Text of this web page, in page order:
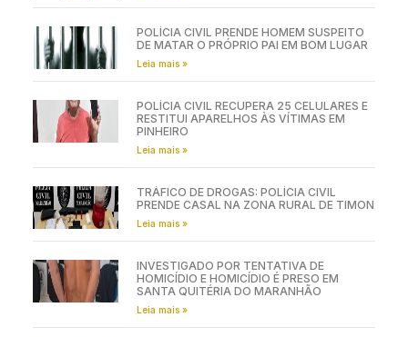
POLÍCIA CIVIL PRENDE HOMEM SUSPEITO
DE MATAR O PRÓPRIO PAI EM BOM LUGAR
Leia mais »
POLÍCIA CIVIL RECUPERA 25 CELULARES E
RESTITUI APARELHOS ÀS VÍTIMAS EM
PINHEIRO
Leia mais »
TRÁFICO DE DROGAS: POLÍCIA CIVIL
PRENDE CASAL NA ZONA RURAL DE TIMON
Leia mais »
INVESTIGADO POR TENTATIVA DE
HOMICÍDIO E HOMICÍDIO É PRESO EM
SANTA QUITÉRIA DO MARANHÃO
Leia mais »